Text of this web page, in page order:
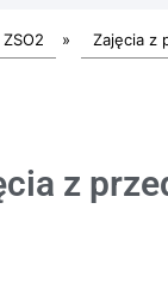
ZSO2 » Zajęcia z
z